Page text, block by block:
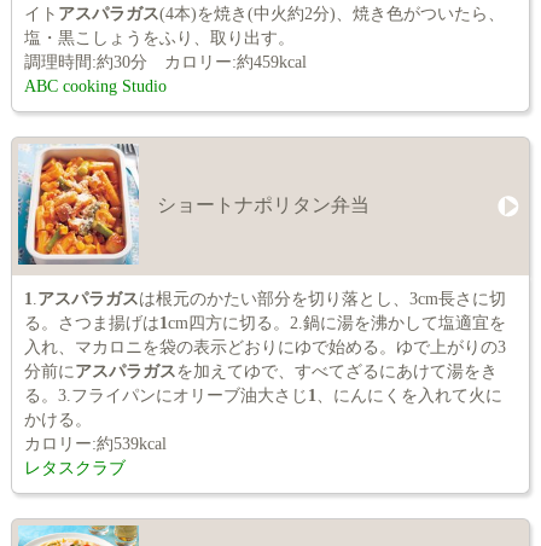
イト アスパラガス(4本)を焼き(中火約2分)、焼き色がついたら、
塩・黒こしょうをふり、取り出す。
調理時間:約30分 カロリー:約459kcal
ABC cooking Studio
ショートナポリタン弁当
1 アスパラガスは根元のかたい部分を切り落とし、3cm長さに切
る。さつま揚げは1 cm四方に切る。2.鍋に湯を沸かして塩適宜を
入れ、マカロニを袋の表示どおりにゆで始める。ゆで上がりの3
分前に アスパラガスを加えてゆで、すべてざるにあけて湯をき
る。3.フライパンにオリーブ油大さじ 1
、にんにくを入れて火に
かける。
カロリー:約539kcal
レタスクラブ